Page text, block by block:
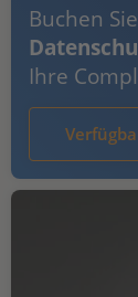
Buchen
Ihre